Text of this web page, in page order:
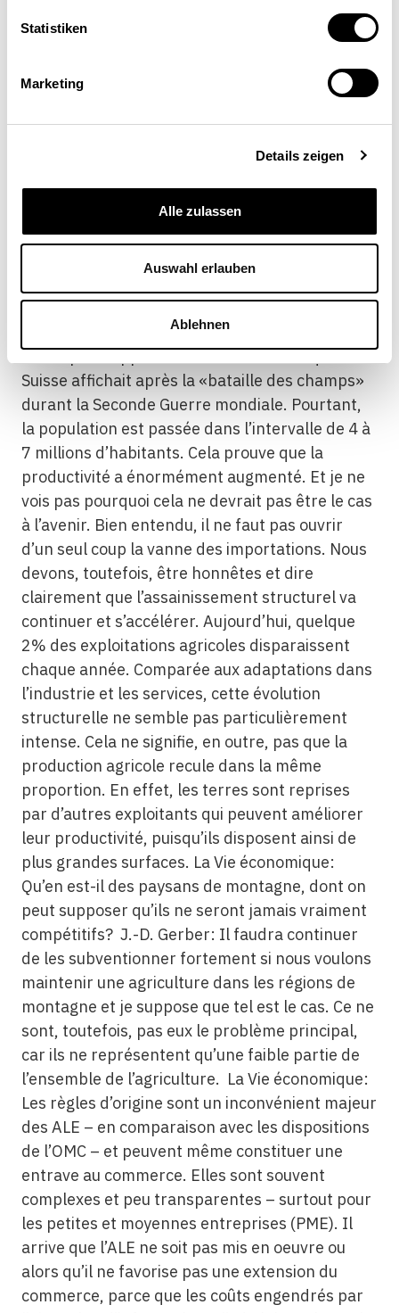
Statistiken
Marketing
Details zeigen
Alle zulassen
Auswahl erlauben
Ablehnen